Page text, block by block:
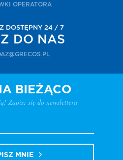
OPERATORA
DOSTĘPNY 24 / 7
DO NAS
BIEŻĄCO
Zapisz się do newslettera
MNIE